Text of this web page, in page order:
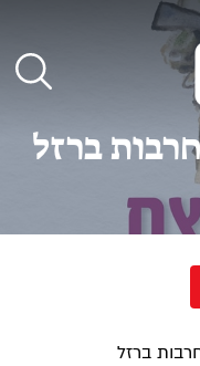
ברזל
ברזל